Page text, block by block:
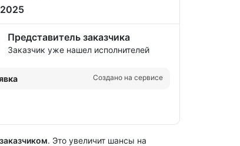
Представитель заказчика
Заказчик уже нашел исполнителей
Создано на сервисе
. Это увеличит шансы на